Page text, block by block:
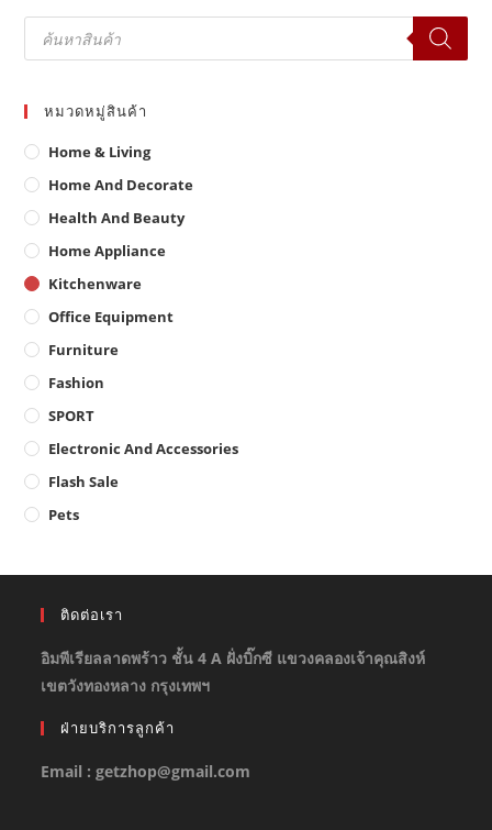
Products
search
หมวดหมู่สินค้า
Home & Living
Home And Decorate
Health And Beauty
Home Appliance
Kitchenware
Office Equipment
Furniture
Fashion
SPORT
Electronic And Accessories
Flash Sale
Pets
ติดต่อเรา
อิมพีเรียลลาดพร้าว ชั้น 4 A ฝั่งบิ๊กซี แขวงคลองเจ้าคุณสิงห์
เขตวังทองหลาง กรุงเทพฯ
ฝ่ายบริการลูกค้า
Email : getzhop@gmail.com